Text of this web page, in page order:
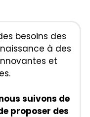
besoins des
à des
et
nous suivons de
proposer des